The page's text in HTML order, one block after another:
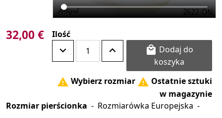
32,00 € Ilość

koszyka
 Wybierz rozmiar  Ostatnie sztuki
w magazynie
Rozmiar pierścionka - Rozmiarówka Europejska -